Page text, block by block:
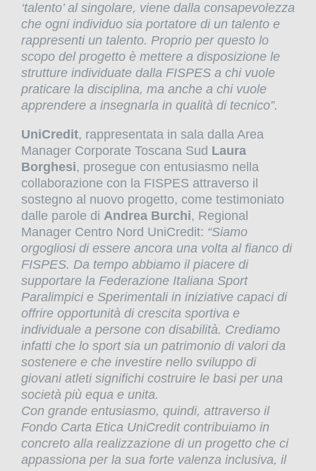
‘talento’ al singolare, viene dalla consapevolezza
che ogni individuo sia portatore di un talento e
rappresenti un talento. Proprio per questo lo
scopo del progetto è mettere a disposizione le
strutture individuate dalla FISPES a chi vuole
praticare la disciplina, ma anche a chi vuole
apprendere a insegnarla in qualità di tecnico”.
UniCredit, rappresentata in sala dalla Area
Manager Corporate Toscana Sud Laura
Borghesi, prosegue con entusiasmo nella
collaborazione con la FISPES attraverso il
sostegno al nuovo progetto, come testimoniato
dalle parole di Andrea Burchi, Regional
Manager Centro Nord UniCredit: “Siamo
orgogliosi di essere ancora una volta al fianco di
FISPES. Da tempo abbiamo il piacere di
supportare la Federazione Italiana Sport
Paralimpici e Sperimentali in iniziative capaci di
offrire opportunità di crescita sportiva e
individuale a persone con disabilità. Crediamo
infatti che lo sport sia un patrimonio di valori da
sostenere e che investire nello sviluppo di
giovani atleti significhi costruire le basi per una
società più equa e unita.
Con grande entusiasmo, quindi, attraverso il
Fondo Carta Etica UniCredit contribuiamo in
concreto alla realizzazione di un progetto che ci
appassiona per la sua forte valenza inclusiva, il